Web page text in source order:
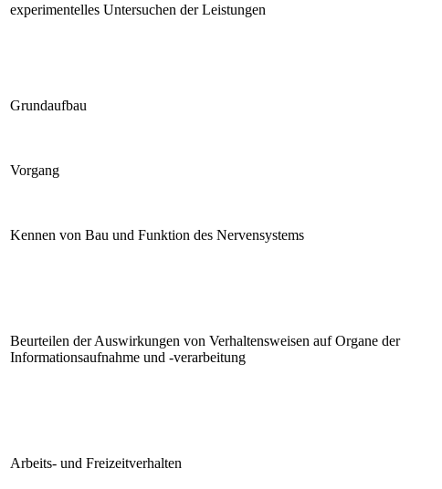
experimentelles Untersuchen der Leistungen
Grundaufbau
Vorgang
Kennen von Bau und Funktion des Nervensystems
Beurteilen der Auswirkungen von Verhaltensweisen auf Organe der
Informationsaufnahme und -verarbeitung
Arbeits- und Freizeitverhalten